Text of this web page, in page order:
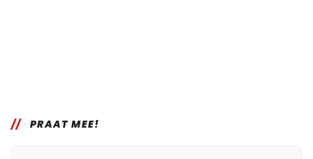
PRAAT MEE!